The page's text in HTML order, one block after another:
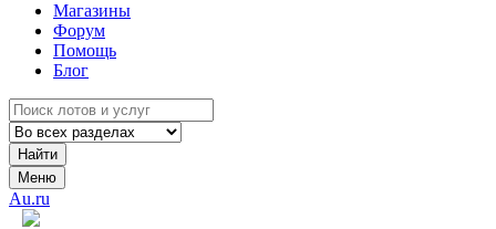
Магазины
Форум
Помощь
Блог
Найти
Меню
Au.ru